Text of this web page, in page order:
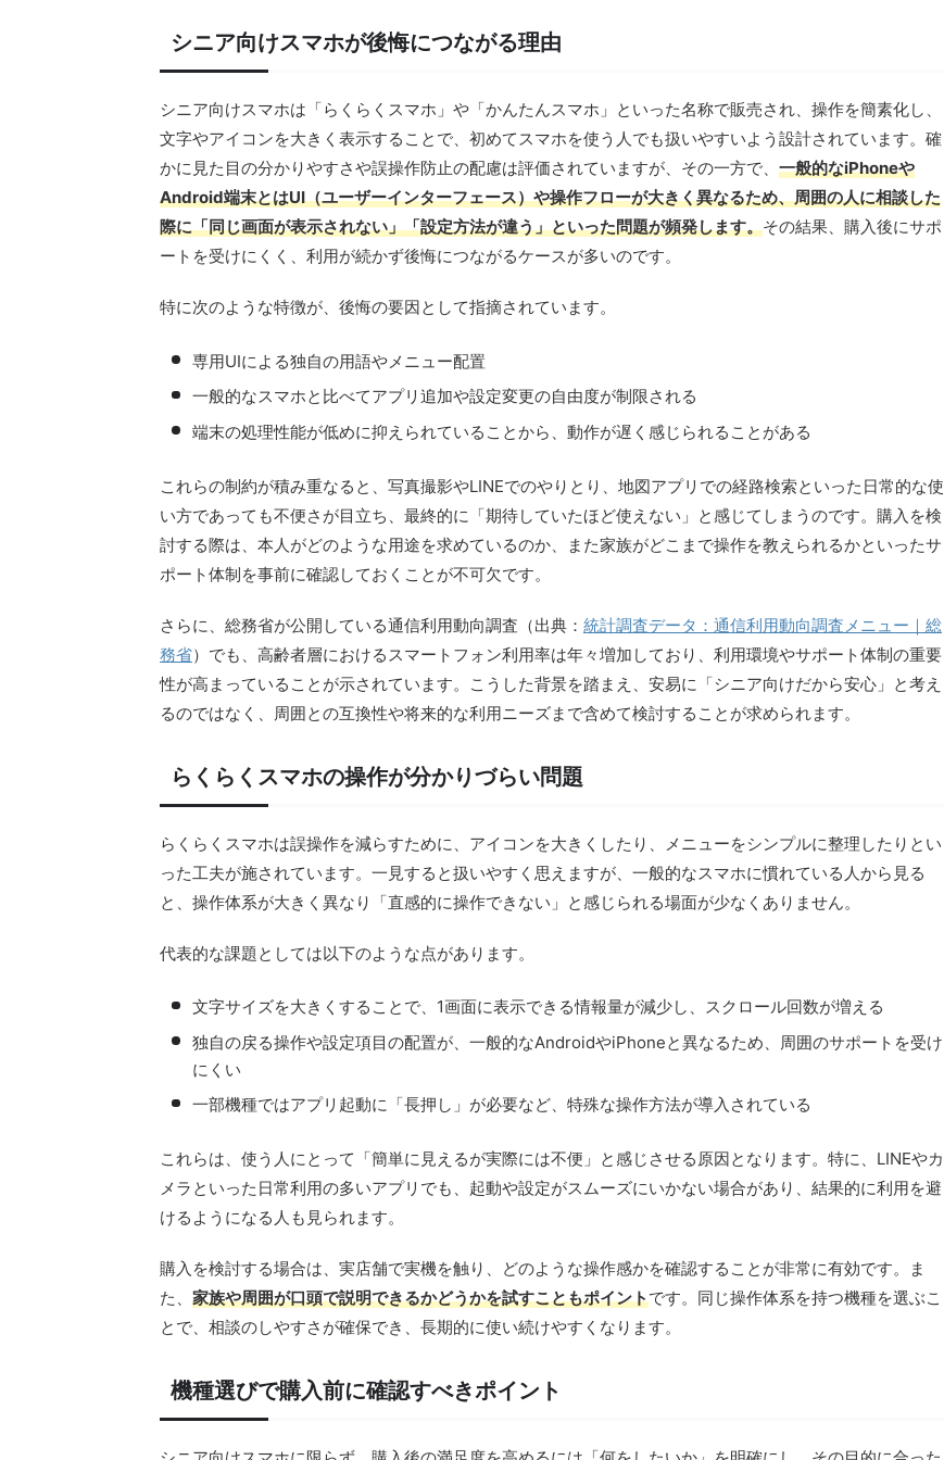
シニア向けスマホが後悔につながる理由
シニア向けスマホは「らくらくスマホ」や「かんたんスマホ」といった名称で販売され、操作を簡素化し、
文字やアイコンを大きく表示することで、初めてスマホを使う人でも扱いやすいよう設計されています。確
かに見た目の分かりやすさや誤操作防止の配慮は評価されていますが、その一方で、 一般的なiPhoneや
Android端末とはUI（ユーザーインターフェース）や操作フローが大きく異なるため、周囲の人に相談した
際に「同じ画面が表示されない」「設定方法が違う」といった問題が頻発します。その結果、購入後にサポ
ートを受けにくく、利用が続かず後悔につながるケースが多いのです。
特に次のような特徴が、後悔の要因として指摘されています。
専用UIによる独自の用語やメニュー配置
一般的なスマホと比べてアプリ追加や設定変更の自由度が制限される
端末の処理性能が低めに抑えられていることから、動作が遅く感じられることがある
これらの制約が積み重なると、写真撮影やLINEでのやりとり、地図アプリでの経路検索といった日常的な使
い方であっても不便さが目立ち、最終的に「期待していたほど使えない」と感じてしまうのです。購入を検
討する際は、本人がどのような用途を求めているのか、また家族がどこまで操作を教えられるかといったサ
ポート体制を事前に確認しておくことが不可欠です。
さらに、総務省が公開している通信利用動向調査（出典： 統計調査データ：通信利用動向調査メニュー｜総
務省）でも、高齢者層におけるスマートフォン利用率は年々増加しており、利用環境やサポート体制の重要
性が高まっていることが示されています。こうした背景を踏まえ、安易に「シニア向けだから安心」と考え
るのではなく、周囲との互換性や将来的な利用ニーズまで含めて検討することが求められます。
らくらくスマホの操作が分かりづらい問題
らくらくスマホは誤操作を減らすために、アイコンを大きくしたり、メニューをシンプルに整理したりとい
った工夫が施されています。一見すると扱いやすく思えますが、一般的なスマホに慣れている人から見る
と、操作体系が大きく異なり「直感的に操作できない」と感じられる場面が少なくありません。
代表的な課題としては以下のような点があります。
文字サイズを大きくすることで、1画面に表示できる情報量が減少し、スクロール回数が増える
独自の戻る操作や設定項目の配置が、一般的なAndroidやiPhoneと異なるため、周囲のサポートを受け
にくい
一部機種ではアプリ起動に「長押し」が必要など、特殊な操作方法が導入されている
これらは、使う人にとって「簡単に見えるが実際には不便」と感じさせる原因となります。特に、LINEやカ
メラといった日常利用の多いアプリでも、起動や設定がスムーズにいかない場合があり、結果的に利用を避
けるようになる人も見られます。
購入を検討する場合は、実店舗で実機を触り、どのような操作感かを確認することが非常に有効です。ま
た、 家族や周囲が口頭で説明できるかどうかを試すこともポイントです。同じ操作体系を持つ機種を選ぶこ
とで、相談のしやすさが確保でき、長期的に使い続けやすくなります。
機種選びで購入前に確認すべきポイント